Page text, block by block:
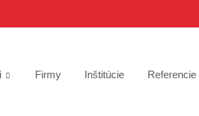
Firmy Inštitúcie Referencie